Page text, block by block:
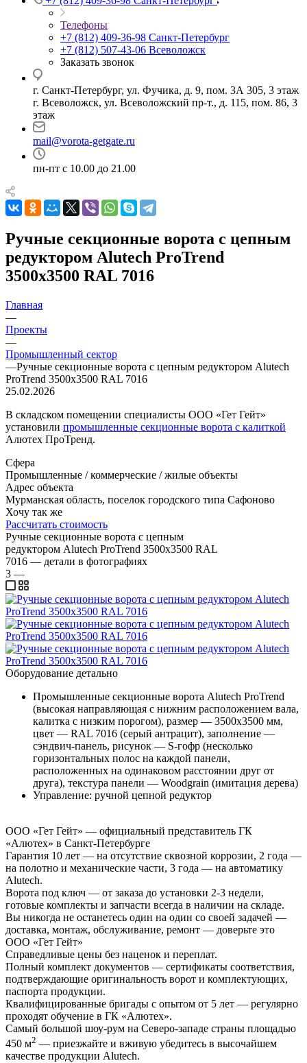
Телефоны
+7 (812) 409-36-98 Санкт-Петербург
+7 (812) 507-43-06 Всеволожск
Заказать звонок
г. Санкт-Петербург, ул. Фучика, д. 9, пом. 3А 305, 3 этаж
г. Всеволожск, ул. Всеволожский пр-т., д. 115, пом. 86, 3
этаж
mail@vorota-getgate.ru
пн-пт c 10.00 до 21.00
Ручные секционные ворота с цепным
редуктором Alutech ProTrend
3500х3500 RAL 7016
Главная
—
Проекты
—
Промышленный сектор
—Ручные секционные ворота с цепным редуктором Alutech
ProTrend 3500х3500 RAL 7016
25.02.2026
В складском помещении специалисты ООО «Гет Гейт»
установили промышленные секционные ворота с калиткой
Алютех ПроТренд.
Сфера
Промышленные / коммерческие / жилые объекты
Адрес объекта
Мурманская область, поселок городского типа Сафоново
Хочу так же
Рассчитать стоимость
Ручные секционные ворота с цепным
редуктором Alutech ProTrend 3500х3500 RAL
7016 — детали в фотографиях
3 —
Оборудование детально
Промышленные секционные ворота Alutech ProTrend
(высокая направляющая с нижним расположением вала,
калитка с низким порогом), размер — 3500х3500 мм,
цвет — RAL 7016 (серый антрацит), заполнение —
сэндвич-панель, рисунок — S-гофр (несколько
горизонтальных полос на каждой панели,
расположенных на одинаковом расстоянии друг от
друга), текстура панели — Woodgrain (имитация дерева)
Управление: ручной цепной редуктор
ООО «Гет Гейт» — официальный представитель ГК
«Алютех» в Санкт-Петербурге
Гарантия 10 лет — на отсутствие сквозной коррозии, 2 года —
на полотно и механические части, 3 года — на автоматику
Alutech.
Ворота под ключ — от заказа до установки 2-3 недели,
готовые комплекты и запчасти всегда в наличии на складе.
Вы никогда не останетесь один на один со своей задачей —
доставка, монтаж, обслуживание, ремонт — доверьте это
ООО «Гет Гейт»
Справедливые цены без наценок и переплат.
Полный комплект документов — сертификаты соответствия,
подтверждающие оригинальность ворот и комплектующих,
паспорта продукции.
Квалифицированные бригады с опытом от 5 лет — регулярно
проходят обучение в ГК «Алютех».
Самый большой шоу-рум на Северо-западе страны площадью
450 м2 — приезжайте и вживую убедитесь в высочайшем
качестве продукции Alutech.